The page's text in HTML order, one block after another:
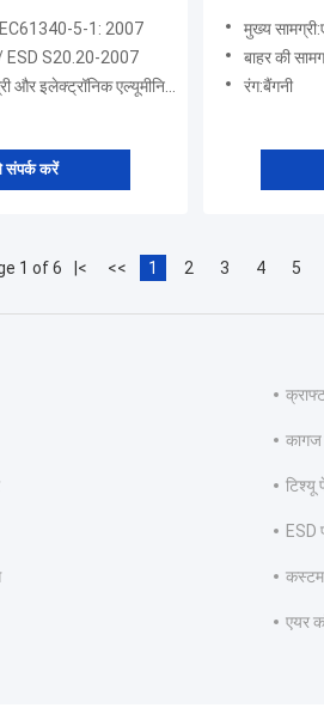
5-1: 2007
ESD S20.20-2007
इलेक्ट्रॉनिक एल्यूमीनियम + पालतू कपड़े
संपर्क करें
मुख्य
बाहर की
रंग:बैंगनी
1 of 6 |< << 1 2 3 4 5
कागज
टिश्यू
ESD
कस्टम
एयर